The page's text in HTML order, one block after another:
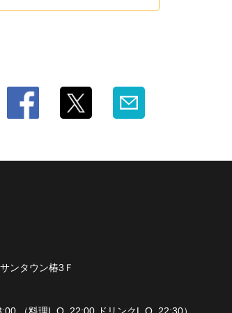
ンタウン椿3Ｆ